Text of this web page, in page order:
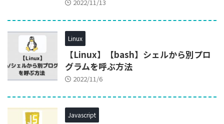
2022/11/13
Linux
【Linux】【bash】シェルから別プロ
グラムを呼ぶ方法
2022/11/6
Javascript